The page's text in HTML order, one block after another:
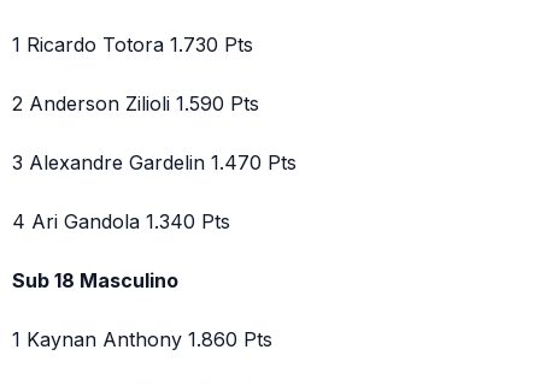
1 Ricardo Totora 1.730 Pts
2 Anderson Zilioli 1.590 Pts
3 Alexandre Gardelin 1.470 Pts
4 Ari Gandola 1.340 Pts
Sub 18 Masculino
1 Kaynan Anthony 1.860 Pts